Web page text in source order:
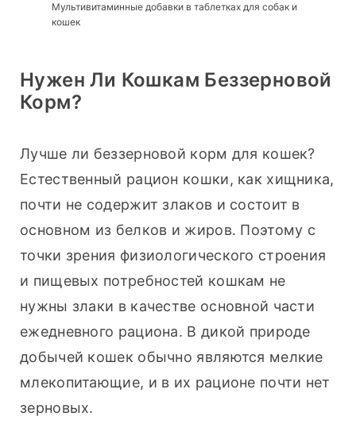
Мультивитаминные добавки в таблетках для собак и
кошек
Нужен Ли Кошкам Беззерновой
Корм?
Лучше ли беззерновой корм для кошек?
Естественный рацион кошки, как хищника,
почти не содержит злаков и состоит в
основном из белков и жиров. Поэтому с
точки зрения физиологического строения
и пищевых потребностей кошкам не
нужны злаки в качестве основной части
ежедневного рациона. В дикой природе
добычей кошек обычно являются мелкие
млекопитающие, и в их рационе почти нет
зерновых.